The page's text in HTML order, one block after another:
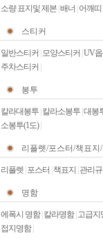
소량 표지및 제본 배너 어깨띠
스티커
일반스티커 모양스티커 UV
주차스티커
봉투
칼라대봉투 칼라소봉투 대봉
소봉투(1도)|
리플렛/포스터/책표지
리플렛 포스터 책표지 관리
명함
에폭시 명함| 칼라명함| 고급지
접지명함|